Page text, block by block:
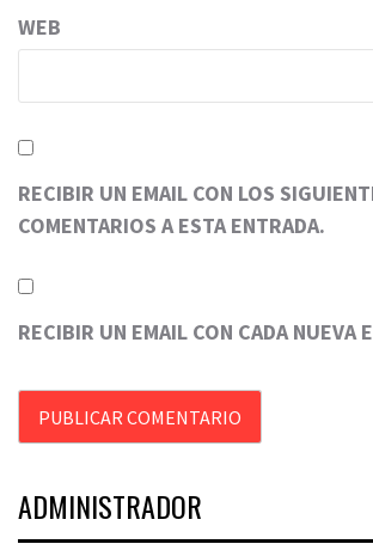
WEB
RECIBIR UN EMAIL CON LOS
COMENTARIOS A ESTA ENTRADA.
RECIBIR UN EMAIL CON CADA NUEVA
ADMINISTRADOR